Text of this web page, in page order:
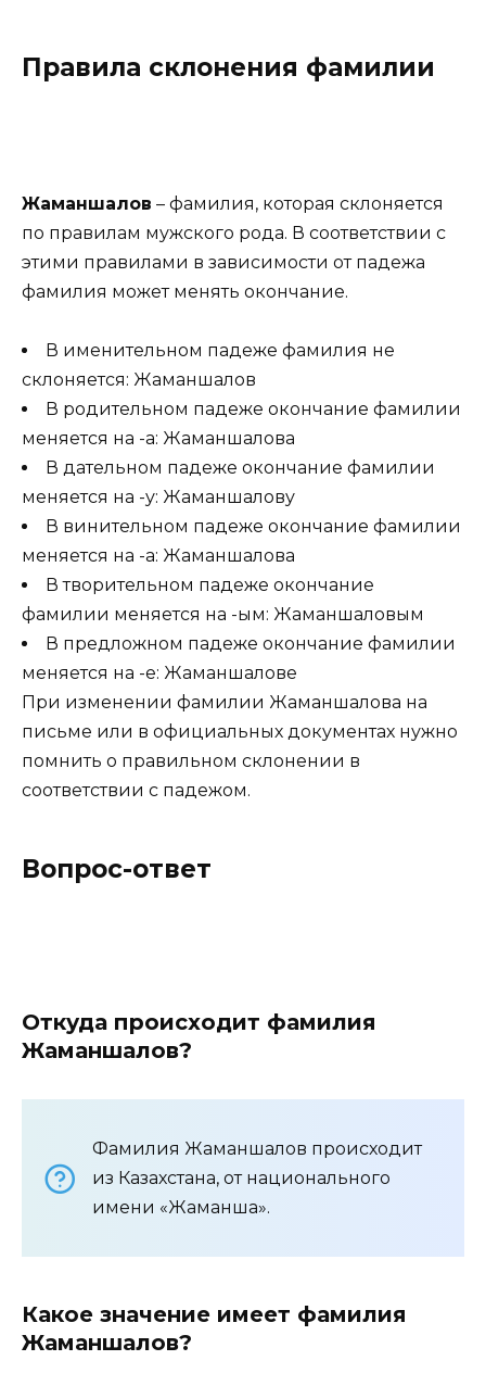
Правила склонения фамилии
Жаманшалов – фамилия, которая склоняется
по правилам мужского рода. В соответствии с
этими правилами в зависимости от падежа
фамилия может менять окончание.
В именительном падеже фамилия не
склоняется: Жаманшалов
В родительном падеже окончание фамилии
меняется на -а: Жаманшалова
В дательном падеже окончание фамилии
меняется на -у: Жаманшалову
В винительном падеже окончание фамилии
меняется на -а: Жаманшалова
В творительном падеже окончание
фамилии меняется на -ым: Жаманшаловым
В предложном падеже окончание фамилии
меняется на -е: Жаманшалове
При изменении фамилии Жаманшалова на
письме или в официальных документах нужно
помнить о правильном склонении в
соответствии с падежом.
Вопрос-ответ
Откуда происходит фамилия
Жаманшалов?
Фамилия Жаманшалов происходит
из Казахстана, от национального
имени «Жаманша».
Какое значение имеет фамилия
Жаманшалов?